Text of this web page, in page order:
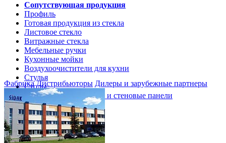
Сопутствующая продукция
Профиль
Готовая продукция из стекла
Листовое стекло
Витражные стекла
Мебельные ручки
Кухонные мойки
Воздухоочистители для кухни
Стулья
Столы
Кухонные столешницы и стеновые панели
Кухни и мебель
Кухни Softline Marine
Кухни Сидак-СП
Фабрика Дистрибьюторы Дилеры и зарубежные партнеры